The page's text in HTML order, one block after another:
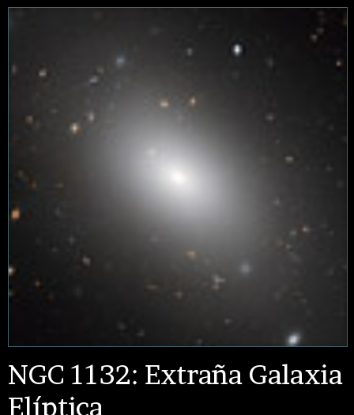
NGC 1132: Extraña Galaxia
Elíptica